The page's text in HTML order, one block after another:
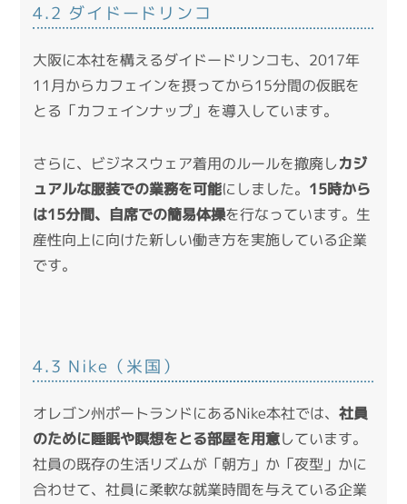
4.2 ダイドードリンコ
大阪に本社を構えるダイドードリンコも、2017年
11月からカフェインを摂ってから15分間の仮眠を
とる「カフェインナップ」を導入しています。
さらに、ビジネスウェア着用のルールを撤廃しカジ
ュアルな服装での業務を可能にしました。 15時から
は15分間、自席での簡易体操を行なっています。生
産性向上に向けた新しい働き方を実施している企業
です。
4.3 Nike（米国）
オレゴン州ポートランドにあるNike本社では、社員
のために睡眠や瞑想をとる部屋を用意しています。
社員の既存の生活リズムが「朝方」か「夜型」かに
合わせて、社員に柔軟な就業時間を与えている企業